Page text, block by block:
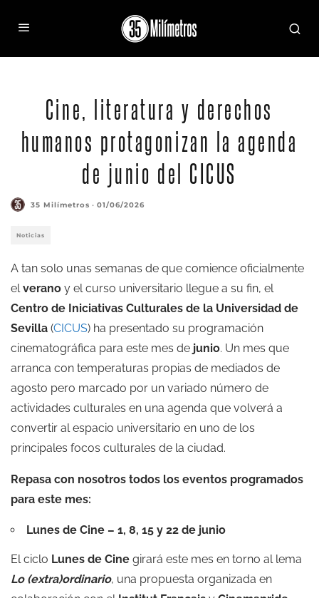
Cine, literatura y derechos
humanos protagonizan la agenda
de junio del CICUS
35 Milímetros · 01/06/2026
Noticias
A tan solo unas semanas de que comience oficialmente
elverano y el curso universitario llegue a su fin, el
Centro de Iniciativas Culturales de la Universidad de
Sevilla (CICUS) ha presentado su programación
cinematográfica para este mes de junio. Un mes que
arranca con temperaturas propias de mediados de
agosto pero marcado por un variado número de
actividades culturales en una agenda que volverá a
convertir al espacio universitario en uno de los
principales focos culturales de la ciudad.
Repasa con nosotros todos los eventos programados
para este mes:
Lunes de Cine – 1, 8, 15 y 22 de junio
El ciclo Lunes de Cine girará este mes en torno al lema
Lo (extra)ordinario, una propuesta organizada en